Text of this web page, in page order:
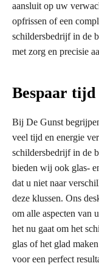
aansluit op uw
opfrissen of een
schildersbedrijf in de
met zorg en precisie
Bespaar tijd
Bij De Gunst
veel tijd en energie
schildersbedrijf in de
bieden wij ook glas-
dat u niet naar
deze klussen. Ons
om alle aspecten van
het nu gaat om het
glas of het glad
voor een perfect